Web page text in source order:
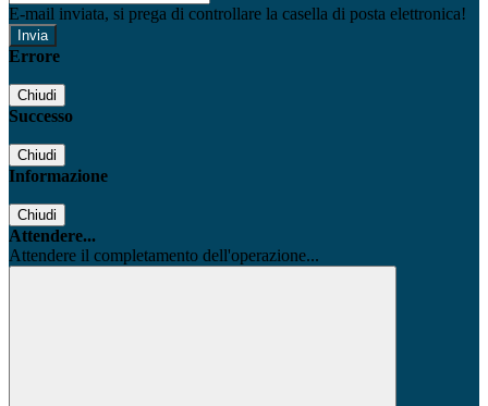
E-mail inviata, si prega di controllare la casella di posta elettronica!
Errore
Chiudi
Successo
Chiudi
Informazione
Chiudi
Attendere...
Attendere il completamento dell'operazione...